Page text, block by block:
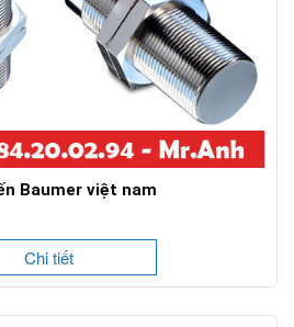
Baumer việt nam
Chi tiết